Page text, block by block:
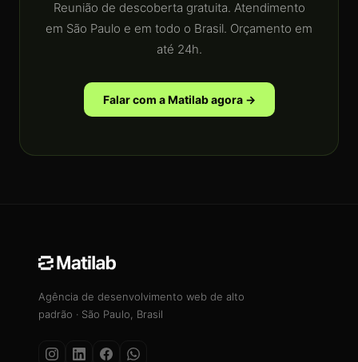
Reunião de descoberta gratuita. Atendimento
em São Paulo e em todo o Brasil. Orçamento em
até 24h.
Falar com a Matilab agora →
Agência de desenvolvimento web de alto
padrão · São Paulo, Brasil